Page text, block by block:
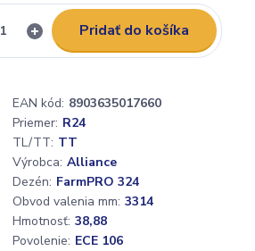
Pridať do košíka
EAN kód: 8903635017660
Priemer: R24
TL/TT: TT
Výrobca: Alliance
Dezén: FarmPRO 324
Obvod valenia mm: 3314
Hmotnosť: 38,88
Povolenie: ECE 106